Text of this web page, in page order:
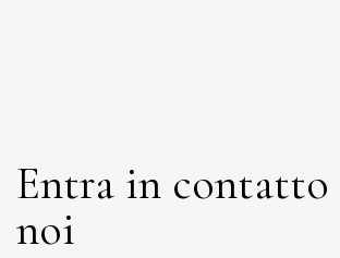
Entra in contatto
noi